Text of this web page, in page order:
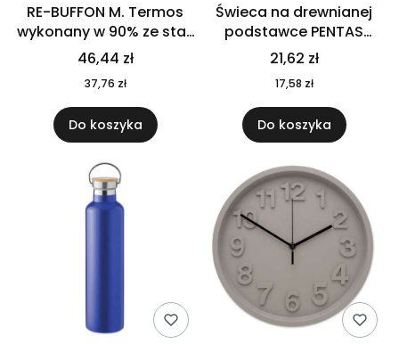
RE-BUFFON M. Termos
wykonany w 90% ze stali
nierdzewnej
pochodzącej z
recyklingu 520 ml 94294
46,44 zł
37,76 zł
Do koszyka
Świeca na drewnianej
podstawce PENTAS
MO6282-40
21,62 zł
17,58 zł
Do koszyka